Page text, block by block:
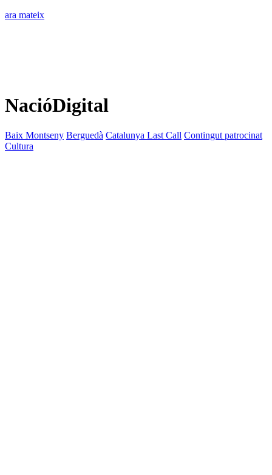
ara mateix
NacióDigital
Baix Montseny Berguedà Catalunya Last Call Contingut patrocinat
Cultura